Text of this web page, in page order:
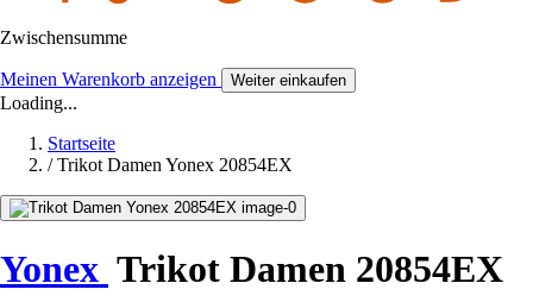
Zwischensumme
Meinen Warenkorb anzeigen Weiter einkaufen
Loading...
Startseite
/ Trikot Damen Yonex 20854EX
Yonex Trikot Damen 20854EX